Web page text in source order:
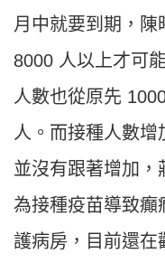
月中就要到期，
8000 人以上才可
人數也從原先
人。而接種人數
並沒有跟著增加，
為接種疫苗導致癲
護病房，目前還在